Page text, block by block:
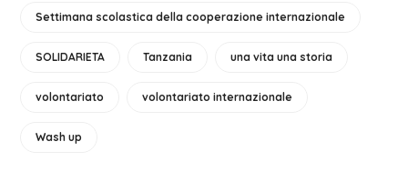
Settimana scolastica della cooperazione internazionale
SOLIDARIETA Tanzania una vita una storia
volontariato volontariato internazionale
Wash up